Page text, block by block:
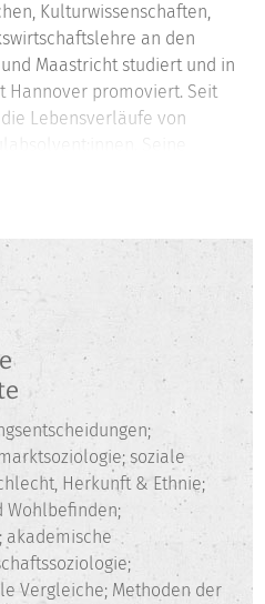
Kulturwissenschaften,
an den
Maastricht studiert und in
Hannover promoviert. Seit
Lebensverläufe von
soziale
soziale
Herkunft & Ethnie;
Wohlbefinden;
akademische
Vergleiche; Methoden der